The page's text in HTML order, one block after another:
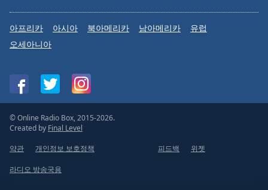
아프리카 아시아 북아메리카 남아메리카
유럽
오세아니아
© Online Radio Box, 2015-2026.
Created by Final Level
약관
개인정보 보호정책 피드백 위젯
라디오 방송국용